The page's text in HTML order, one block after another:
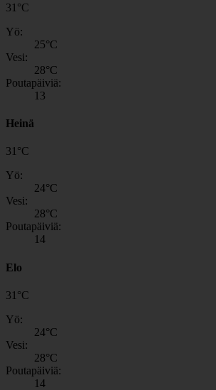
31 °C
Yö:
25°C
Vesi:
28°C
Poutapäiviä:
13
Heinä
31°C
Yö:
24°C
Vesi:
28°C
Poutapäiviä:
14
Elo
31 °C
Yö:
24°C
Vesi:
28°C
Poutapäiviä:
14